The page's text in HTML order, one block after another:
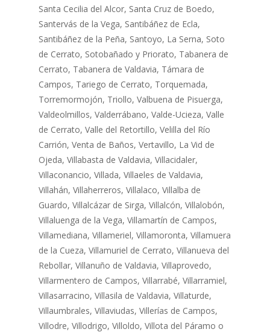
Santa Cecilia del Alcor, Santa Cruz de Boedo,
Santervás de la Vega, Santibáñez de Ecla,
Santibáñez de la Peña, Santoyo, La Serna, Soto
de Cerrato, Sotobañado y Priorato, Tabanera de
Cerrato, Tabanera de Valdavia, Támara de
Campos, Tariego de Cerrato, Torquemada,
Torremormojón, Triollo, Valbuena de Pisuerga,
Valdeolmillos, Valderrábano, Valde-Ucieza, Valle
de Cerrato, Valle del Retortillo, Velilla del Río
Carrión, Venta de Baños, Vertavillo, La Vid de
Ojeda, Villabasta de Valdavia, Villacidaler,
Villaconancio, Villada, Villaeles de Valdavia,
Villahán, Villaherreros, Villalaco, Villalba de
Guardo, Villalcázar de Sirga, Villalcón, Villalobón,
Villaluenga de la Vega, Villamartín de Campos,
Villamediana, Villameriel, Villamoronta, Villamuera
de la Cueza, Villamuriel de Cerrato, Villanueva del
Rebollar, Villanuño de Valdavia, Villaprovedo,
Villarmentero de Campos, Villarrabé, Villarramiel,
Villasarracino, Villasila de Valdavia, Villaturde,
Villaumbrales, Villaviudas, Villerías de Campos,
Villodre, Villodrigo, Villoldo, Villota del Páramo o